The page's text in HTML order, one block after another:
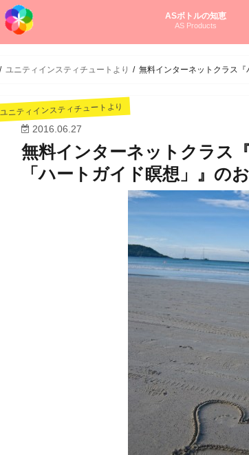
ASボトルの知恵
AS Products
ユニティインスティチュートより 無料インターネットクラス
ユニティインスティチュートより
2016.06.27
無料インターネットクラス
「ハートガイド瞑想」』の